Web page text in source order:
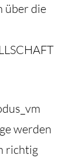
über die
werden
richtig